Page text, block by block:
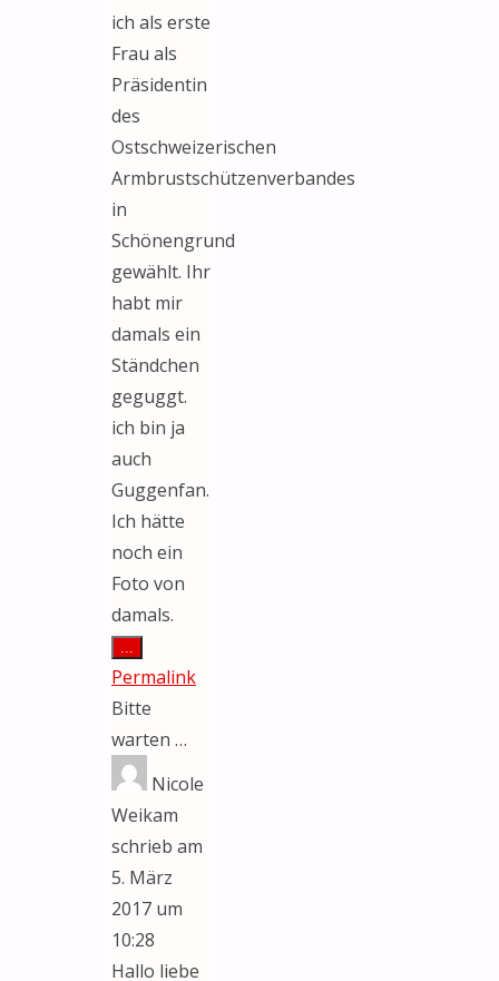
ich als erste
Frau als
Präsidentin
des
Ostschweizerischen
Armbrustschützenverbandes
in
Schönengrund
gewählt. Ihr
habt mir
damals ein
Ständchen
geguggt.
ich bin ja
auch
Guggenfan.
Ich hätte
noch ein
Foto von
damals.
...
Metabox
ein-/ausblenden.
Permalink
Bitte
warten …
Nicole
Weikam
schrieb am
5. März
2017 um
10:28
Hallo liebe